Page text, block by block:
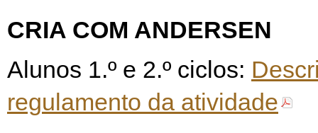
CRIA COM ANDERSEN
Alunos 1.º e 2.º ciclos:
regulamento da atividade